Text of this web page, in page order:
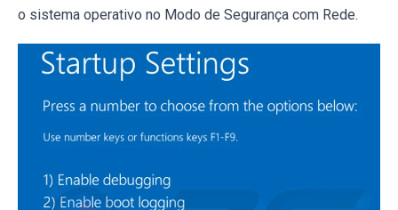
o sistema operativo no Modo de Segurança com Rede.